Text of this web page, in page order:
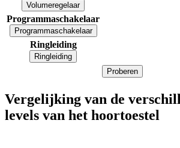
Volumeregelaar
Programmaschakelaar
Programmaschakelaar
Ringleiding
Ringleiding
Proberen
Vergelijking van de
levels van het hoortoestel